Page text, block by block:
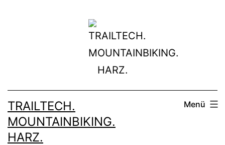
TRAILTECH.
MOUNTAINBIKING.
HARZ.
Menü